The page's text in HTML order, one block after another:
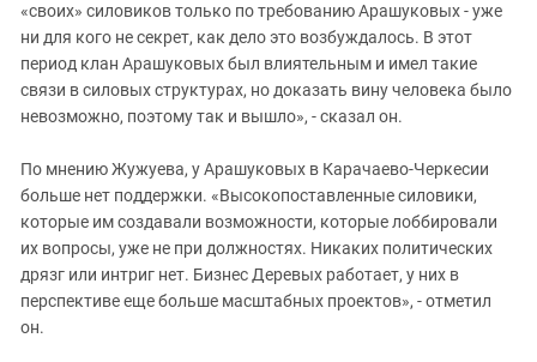
«своих» силовиков только по требованию Арашуковых - уже
ни для кого не секрет, как дело это возбуждалось. В этот
период клан Арашуковых был влиятельным и имел такие
связи в силовых структурах, но доказать вину человека было
невозможно, поэтому так и вышло», - сказал он.
По мнению Жужуева, у Арашуковых в Карачаево-Черкесии
больше нет поддержки. «Высокопоставленные силовики,
которые им создавали возможности, которые лоббировали
их вопросы, уже не при должностях. Никаких политических
дрязг или интриг нет. Бизнес Деревых работает, у них в
перспективе еще больше масштабных проектов», - отметил
он.